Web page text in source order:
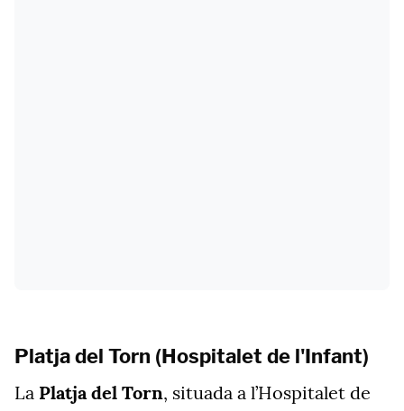
Platja del Torn (Hospitalet de l'Infant)
La Platja del Torn, situada a l’Hospitalet de